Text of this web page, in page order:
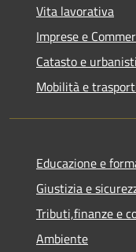
Vita lavorativa
Imprese e
Catasto e
Mobilità e
Educazione e
Giustizia e
Tributi,finanze e
Ambiente